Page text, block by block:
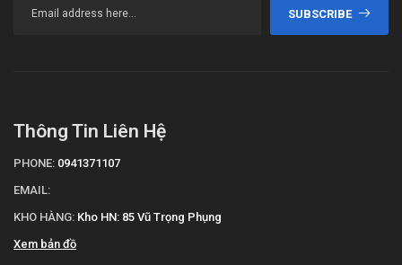
SUBSCRIBE
Thông Tin Liên Hệ
PHONE: 0941371107
EMAIL:
KHO HÀNG: Kho HN: 85 Vũ Trọng Phụng
Xem bản đồ